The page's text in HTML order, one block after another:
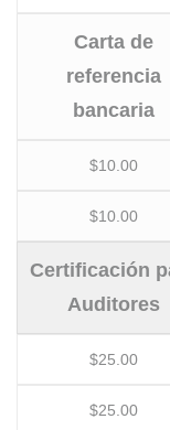
Carta de
referencia
bancaria
$10.00
$10.00
Certificación
Auditores
$25.00
$25.00